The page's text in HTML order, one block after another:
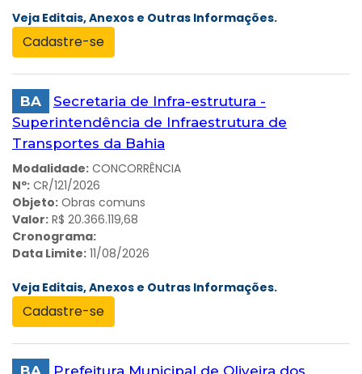
Veja Editais, Anexos e Outras Informações.
Cadastre-se
BA
Secretaria de Infra-estrutura -
Superintendência de Infraestrutura de
Transportes da Bahia
Modalidade: CONCORRÊNCIA
Nº: CR/121/2026
Objeto: Obras comuns
Valor: R$ 20.366.119,68
Cronograma:
Data Limite: 11/08/2026
Veja Editais, Anexos e Outras Informações.
Cadastre-se
BA
Prefeitura Municipal de Oliveira dos